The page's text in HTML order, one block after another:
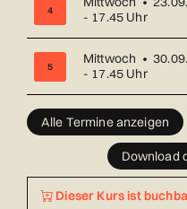
4
- 17.45 Uhr
5
Mittwoch •
- 17.45 Uhr
Alle Termine anzeigen
Download
Dieser Kurs ist